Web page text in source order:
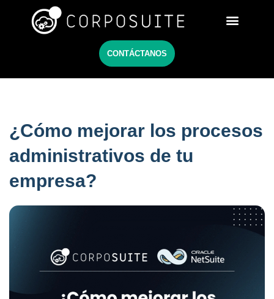
CONTÁCTANOS
¿Cómo mejorar los procesos
administrativos de tu
empresa?